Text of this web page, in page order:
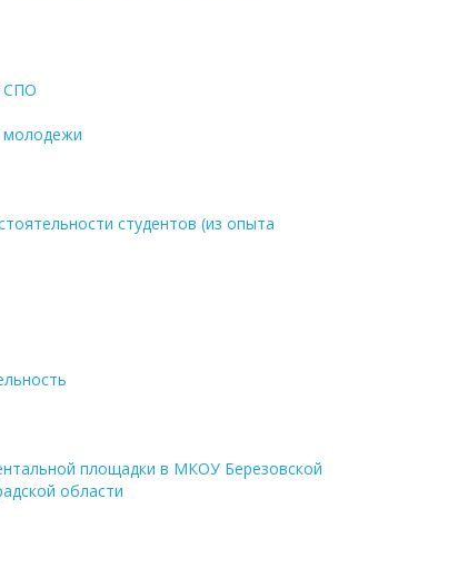
СПО
молодежи
студентов (из опыта
площадки в МКОУ Березовской
области